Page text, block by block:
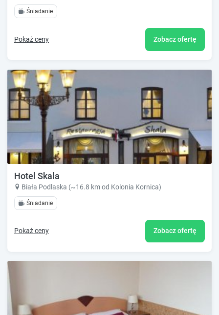
Śniadanie
Pokaż ceny Zobacz ofertę
Hotel Skala
Biała Podlaska (~16.8 km od Kolonia Kornica)
Śniadanie
Pokaż ceny Zobacz ofertę